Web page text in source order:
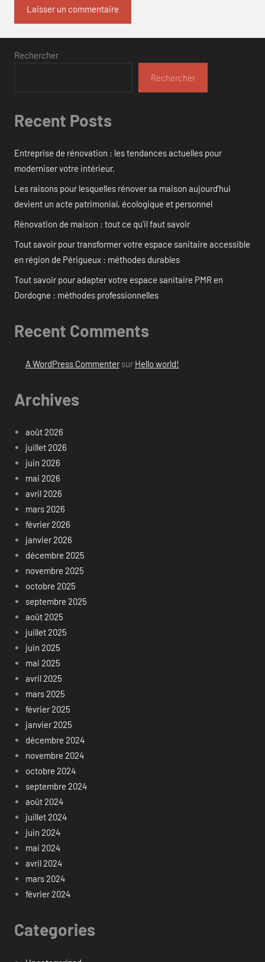
Rechercher
Rechercher
Recent Posts
Entreprise de rénovation : les tendances actuelles pour
moderniser votre intérieur.
Les raisons pour lesquelles rénover sa maison aujourd’hui
devient un acte patrimonial, écologique et personnel
Rénovation de maison : tout ce qu’il faut savoir
Tout savoir pour transformer votre espace sanitaire accessible
en région de Périgueux : méthodes durables
Tout savoir pour adapter votre espace sanitaire PMR en
Dordogne : méthodes professionnelles
Recent Comments
A WordPress Commentersur Hello world!
Archives
août 2026
juillet 2026
juin 2026
mai 2026
avril 2026
mars 2026
février 2026
janvier 2026
décembre 2025
novembre 2025
octobre 2025
septembre 2025
août 2025
juillet 2025
juin 2025
mai 2025
avril 2025
mars 2025
février 2025
janvier 2025
décembre 2024
novembre 2024
octobre 2024
septembre 2024
août 2024
juillet 2024
juin 2024
mai 2024
avril 2024
mars 2024
février 2024
Categories